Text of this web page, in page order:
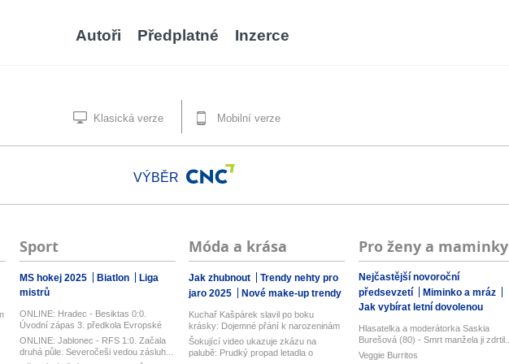
Autoři Předplatné Inzerce
Klasická verze Mobilní verze
VÝBĚR
Sport
MS hokej 2025 Biatlon
Liga
mistrů
ONLINE: Hradec - Besiktas 0:0.
Úvodní zápas 3. předkola Evropské
ligy,...
ONLINE: Jablonec - RFS 1:0. Začala
druhá půle. Severočeši vedou zásluh...
Móda a krása
Jak zhubnout
Trendy nehty pro
jaro 2025
Nové make-up trendy
Kuchař Kašpárek slavil po boku
krásky: Dojemné přání k narozeninám
Šokující video ukazuje zkázu na
palubě: Prudký propad letadla o
Pro ženy a maminky
Nejčastější novoroční
předsevzetí
Miminko a mráz
Jak vybírat letní dovolenou
Hlasatelka a moderátorka Saskia
Burešová (80) - Smrt manžela ji zdrtil...
Veggie Burritos